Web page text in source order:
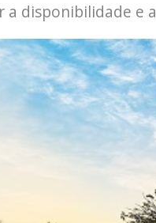
disponibilidade e